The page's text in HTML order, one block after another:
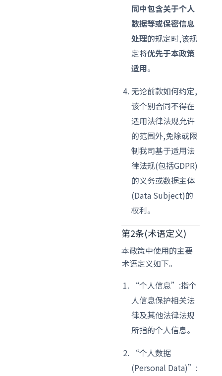
同中包含关于个人
数据等或保密信息
处理的规定时,该规
定将优先于本政策
适用。
无论前款如何约定,
该个别合同不得在
适用法律法规允许
的范围外,免除或限
制我司基于适用法
律法规(包括GDPR)
的义务或数据主体
(Data Subject)的
权利。
第2条(术语定义)
本政策中使用的主要
术语定义如下。
“个人信息”:指个
人信息保护相关法
律及其他法律法规
所指的个人信息。
“个人数据
(Personal Data)”: